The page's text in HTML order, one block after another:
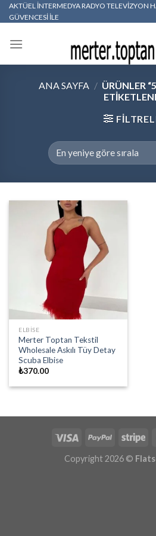
Skip
to
AKTÜEL İNTERMEDYA RADYO TELEVİZYON
GÜVENCESİ İLE
ANA SAYFA / ÜRÜNLER
ELBISE
Merter Toptan Tekstil
Wholesale Askılı Tüy Detay
Scuba Elbise
₺370.00
Copyright 2026 ©